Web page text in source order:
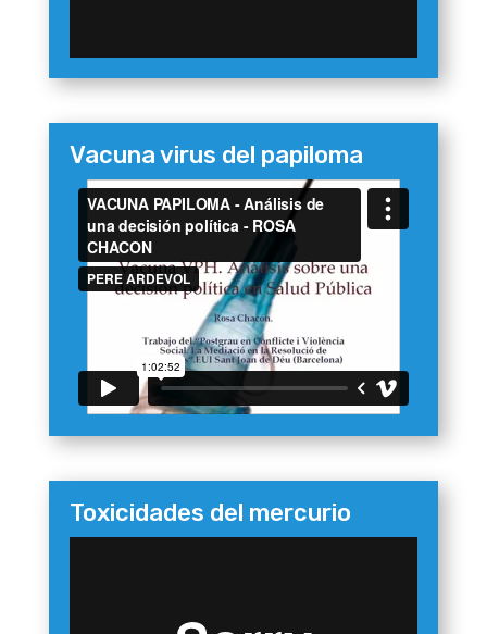
Vacuna virus del papiloma
Toxicidades del mercurio